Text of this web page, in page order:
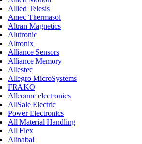
Allied Telesis
Amec Thermasol
Altran Magnetics
Alutronic
Altronix
Alliance Sensors
Alliance Memory
Allestec
Allegro MicroSystems
FRAKO
Allconne electronics
AllSale Electric
Power Electronics
All Material Handling
All Flex
Alinabal